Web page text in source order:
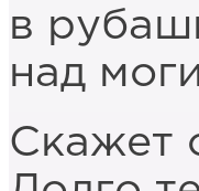
в
над
Скажет